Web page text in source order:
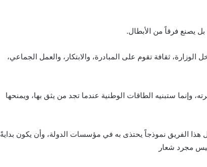
بل يصنع فرقاً من الأبطال.
ثقافة تقوم على المبادرة، والابتكار، والعمل الجماعي،
وإنما ستبنيه الطاقات الوطنية عندما تجد من يثق بها، ويمنحها
هذا الفريق نموذجاً يحتذى به في مؤسسات الدولة، وأن يكون بدايةً
مجرد شعار